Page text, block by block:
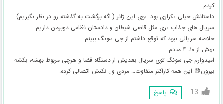
کردم.
داستانش خیلی تکراری بود. توی این ژانر ( اگه برگشت به گذشته رو در نظر نگیریم)
سریال های جذاب تری مثل قاضی شیطان و دادستان نظامی دوبرمن داریم.
خلاصه سریالی نبود که توقع داشتم از جی سونگ ببینم.
بهش از ۱۰، ۴ میدم.
امیدوارم جی سونگ توی سریال بعدیش از دستگاه قضا و هرچی مربوط بهشه، بکشه
بیرون😅 این همه کاراکتر متفاوت… مردی ول نکنش اتصالی کرده.
13 پاسخ